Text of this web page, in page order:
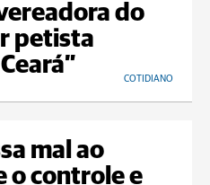
do
petista
COTIDIANO
mal ao
o controle e